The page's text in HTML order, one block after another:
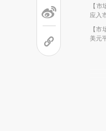
【
应入
【
美元